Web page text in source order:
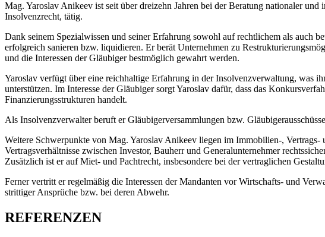
Mag. Yaroslav Anikeev ist seit über dreizehn Jahren bei der Beratung nationaler
Insolvenzrecht, tätig.
Dank seinem Spezialwissen und seiner Erfahrung sowohl auf rechtlichem als auch
erfolgreich sanieren bzw. liquidieren. Er berät Unternehmen zu
und die Interessen der Gläubiger bestmöglich gewahrt werden.
Yaroslav verfügt über eine reichhaltige Erfahrung in der Insolvenzverwaltung, was
unterstützen. Im Interesse der Gläubiger sorgt Yaroslav dafür, dass das
Finanzierungsstrukturen handelt.
Als Insolvenzverwalter beruft er Gläubigerversammlungen bzw.
Weitere Schwerpunkte von Mag. Yaroslav Anikeev liegen im Immobilien-,
Vertragsverhältnisse zwischen Investor, Bauherr und Generalunternehmer
Zusätzlich ist er auf Miet- und Pachtrecht, insbesondere bei der vertraglichen
Ferner vertritt er regelmäßig die Interessen der Mandanten vor Wirtschafts- und
strittiger Ansprüche bzw. bei deren Abwehr.
REFERENZEN